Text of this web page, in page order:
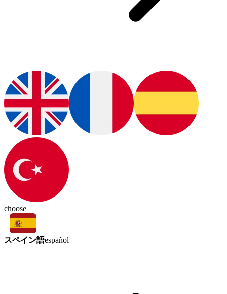
choose
スペイン語español